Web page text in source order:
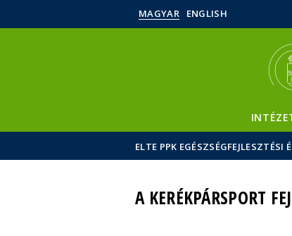
MAGYAR ENGLISH
ELTE PPK
A KERÉKPÁRSPORT